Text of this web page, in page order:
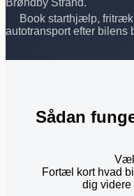
Book starthjælp,
autotransport efter bilens
Sådan
Fortæl kort hvad
dig